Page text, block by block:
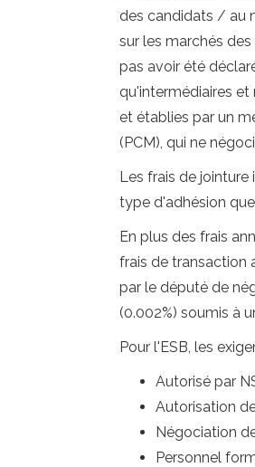
des candidats / au
sur les marchés
pas avoir été
qu'intermédiaires
et établies par un
(PCM), qui ne
Les frais de jointure
type d'adhésion
En plus des frais
frais de transaction
par le député de
(0.002%) soumis à
Pour l'ESB, les
Autorisé par
Autorisation
Négociation
Personnel